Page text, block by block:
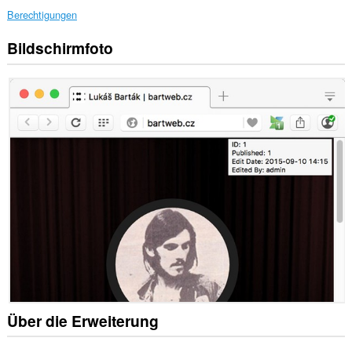
Berechtigungen
Diese
Erweiterung
auf
Ihre
Daten
allen
Bildschirmfoto
Über die Erweiterung